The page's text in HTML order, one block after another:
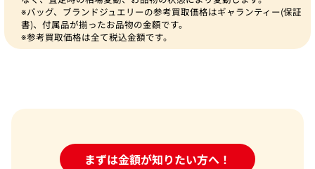
※バッグ、ブランドジュエリーの参考買取価格はギャランティー(保証
書)、付属品が揃ったお品物の金額です。
※参考買取価格は全て税込金額です。
まずは金額が知りたい方へ！
24時間受付中!問い合わせフォーム